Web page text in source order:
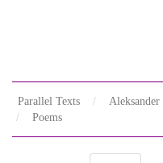
Parallel Texts Aleksander
Poems